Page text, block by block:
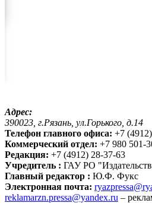
Адрес:
390023, г.Рязань, ул.Горького, д.14
Телефон главного офиса: +7
Коммерческий отдел: +7 980 501-
Редакция: +7 (4912) 28-37-63
Учредитель : ГАУ РО
Главный редактор : Ю.Ф. Фукс
Электронная почта:
reklamarzn.pressa@yandex.ru –